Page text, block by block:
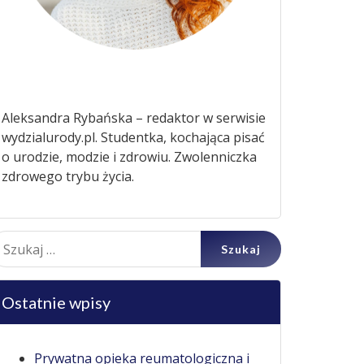
Aleksandra Rybańska – redaktor w serwisie
wydzialurody.pl. Studentka, kochająca pisać
o urodzie, modzie i zdrowiu. Zwolenniczka
zdrowego trybu życia.
Ostatnie wpisy
Prywatna opieka reumatologiczna i